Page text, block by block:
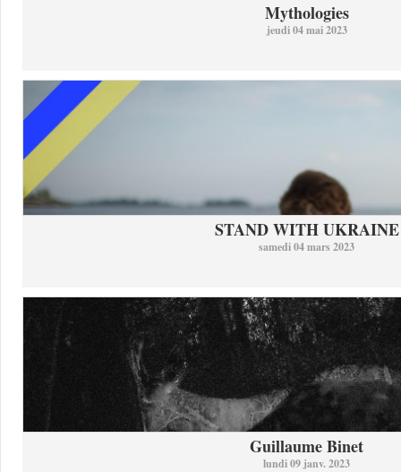
Mythologies
jeudi 04 mai 2023
STAND WITH UKRAINE
samedi 04 mars 2023
Guillaume Binet
lundi 09 janv. 2023